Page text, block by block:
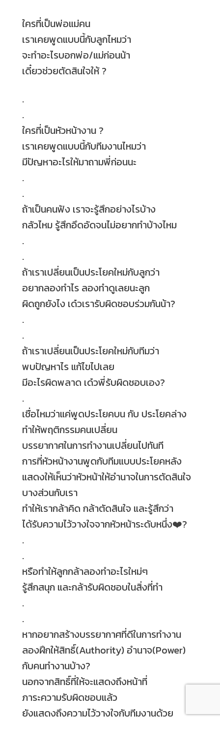
ใครที่เป็นพ่อแม่คน
เราเคยพูดแบบนี้กับลูกไหมว่า
จะทำอะไรบอกพ่อ/แม่ก่อนน้า
เดี๋ยวช่วยตัดสินใจให้?
.
.
ใครที่เป็นหัวหน้างาน ?
เราเคยพูดแบบนี้กับทีมงานไหมว่า
มีปัญหาอะไรให้มาถามพี่ก่อนนะ
.
.
ถ้าเป็นคนฟัง เราจะรู้สึกอย่างไรบ้าง
กลัวไหม รู้สึกอึดอัดจนไม่อยากทำบ้างไหม
.
.
ถ้าเราเปลี่ยนเป็นประโยคใหม่กับลูกว่า
อยากลองทำไร ลองทำดูเลยนะลูก
ผิดถูกยังไง เด๋วเรารับผิดชอบร่วมกันน้า?
.
.
ถ้าเราเปลี่ยนเป็นประโยคใหม่กับทีมว่า
พบปัญหาไร แก้ไขไปเลย
มีอะไรผิดพลาด เด๋วพี่รับผิดชอบเอง?
.
เชื่อไหมว่าแค่พูดประโยคบน กับ ประโยคล่าง
ทำให้พฤติกรรมคนเปลี่ยน
บรรยากาศในการทำงานเปลี่ยนไปทันที
การที่หัวหน้างานพูดกับทีมแบบประโยคหลัง
แสดงให้เห็นว่าหัวหน้าให้อำนาจในการตัดสินใจ
บางส่วนกับเรา
ทำให้เรากล้าคิด กล้าตัดสินใจ และรู้สึกว่า
ได้รับความไว้วางใจจากหัวหน้าระดับหนึ่ง❤️?
.
.
หรือทำให้ลูกกล้าลองทำอะไรใหม่ๆ
รู้สึกสนุก และกล้ารับผิดชอบในสิ่งที่ทำ
.
.
หากอยากสร้างบรรยากาศที่ดีในการทำงาน
ลองฝึกให้สิทธิ์(Authority) อำนาจ(Power)
กับคนทำงานบ้าง?
นอกจากสิทธิ์ที่ให้จะแสดงถึงหน้าที่
ภาระความรับผิดชอบแล้ว
ยังแสดงถึงความไว้วางใจกับทีมงานด้วย